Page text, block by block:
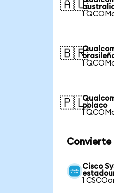
🇦🇺
1
🇧🇷
1
🇵🇱polaco
1
Convierte
Cisco
1